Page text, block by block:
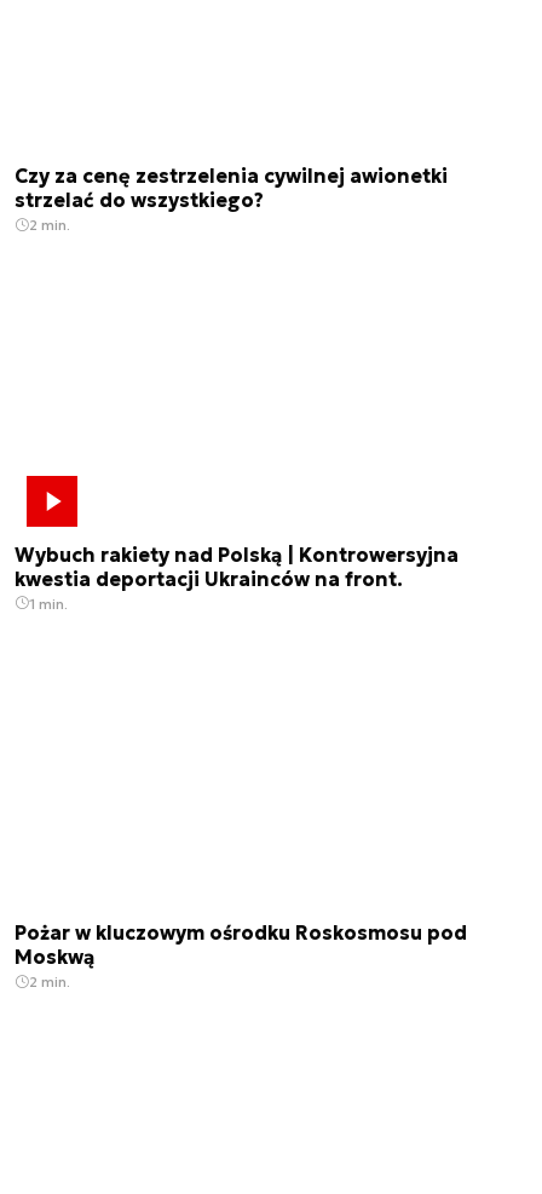
Czy za cenę zestrzelenia cywilnej awionetki
strzelać do wszystkiego?
2 min.
Wybuch rakiety nad Polską | Kontrowersyjna
kwestia deportacji Ukrainców na front.
1 min.
Pożar w kluczowym ośrodku Roskosmosu pod
Moskwą
2 min.